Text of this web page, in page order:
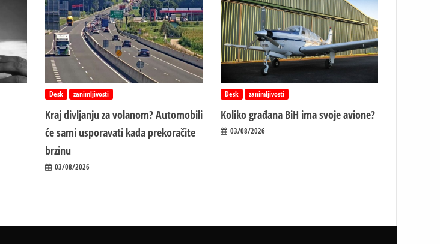
Desk zanimljivosti
Kraj divljanju za volanom? Automobili
će sami usporavati kada prekoračite
brzinu
03/08/2026
Desk zanimljivosti
Koliko građana BiH ima svoje avione?
03/08/2026